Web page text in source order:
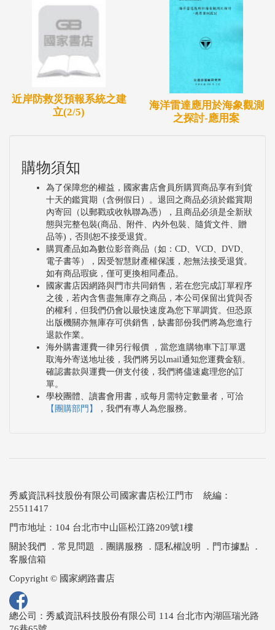
近岸防救災預報系統之建
立(2/5)
海洋雷達應用於海象觀測
之探討-應用案
購物須知
為了保障您的權益，國家書店會員所購買商品享有到貨
十天的鑑賞期（含例假日）。退回之商品必須於鑑賞期
內寄回（以郵戳或收執聯為憑），且商品必須是全新狀
態與完整包裝(商品、附件、內外包裝、隨貨文件、贈
品等)，否則恕不接受退貨。
購買產品如為數位影音商品（如：CD、VCD、DVD、
電子書等），因受智慧財產權保護，恕無法接受退貨。
如有商品瑕疵，僅可更換相同產品。
國家書店因網路與門市共同銷售，若在您完成訂單程序
之後，若內含售盡無庫存之商品，本公司保留出貨與否
的權利，但我們仍會以最快速度為您下單調貨。但恐原
出版機關亦無庫存可供銷售，缺書部份我們將為您進行
退款作業。
海外購書運費一律另行報價 ，當您進購物車下訂單選
取海外寄送地址後，我們將另以mail通知您運費金額。
確認書款與運費一併支付後，我們將儘速處理您的訂
單。
學校團體、讀書會用書，或每月需特定數量者，可洽
【團購部門】
，我們有專人為您服務。
秀威資訊科技股份有限公司國家書店松江門市 統編：
25511417
門市地址：104 台北市中山區松江路209號1樓
關於我們
． 常見問題 ． 團購服務 ． 隱私權說明 ． 門市據點 ．
客服信箱
Copyright © 國家網路書店
總公司：秀威資訊科技股份有限公司 114 台北市內湖區瑞光路